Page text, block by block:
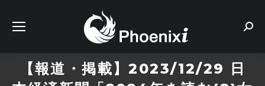
【報道・掲載】2023/12/29 日